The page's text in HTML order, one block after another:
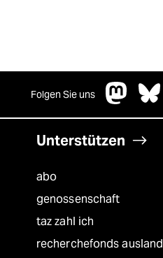
Folgen Sie uns
Unterstützen
abo
genossenschaft
taz zahl ich
recherchefonds ausland